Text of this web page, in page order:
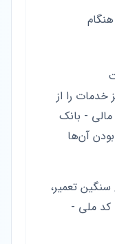
را از
- بانک
بودن آن‌ها
تعمیر،
کد ملی -